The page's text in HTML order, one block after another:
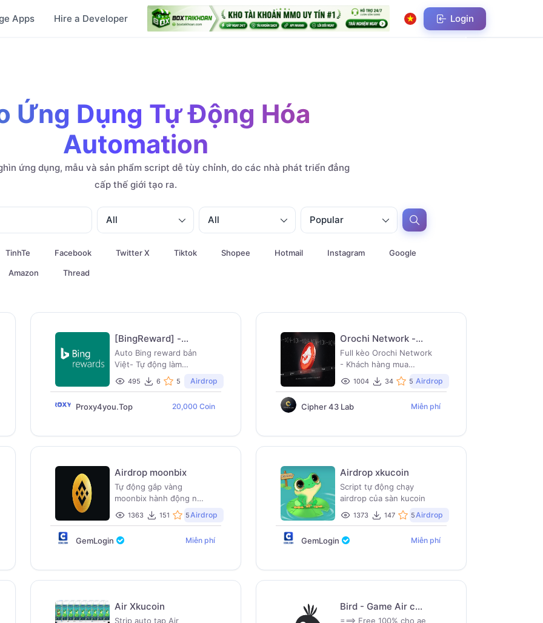
Apps Hire a Developer Login
Ứng Dụng Tự Động Hóa
Automation
ứng dụng, mẫu và sản phẩm script dễ tùy chỉnh, do các nhà phát triển đẳng
cấp thế giới tạo ra.
All All Popular
TinhTe Facebook Twitter X Tiktok Shopee Hotmail Instagram Google
Amazon Thread
[BingReward] -
Bing Reward search
từ khoá AI
Auto Bing reward bản
Việt- Tự động làm
nhiệm vụ ngày- Tự
search hằng ngày
495 6 5 Airdrop
Proxy4you.Top 20,000 Coin
Orochi Network -
C43L
Full kèo Orochi Network
- Khách hàng mua
gemlogin dưới ref C43L
được miễn phí
1004 34 5 Airdrop
Cipher 43 Lab Miễn phí
Airdrop moonbix
Tự động gắp vàng
moonbix hành động như
người thật, tỉ lệ điểm
cao
1363 151 5 Airdrop
GemLogin Miễn phí
Airdrop xkucoin
Script tự động chạy
airdrop của sàn kucoin
1373 147 5 Airdrop
GemLogin Miễn phí
Air Xkucoin
Strip auto tap Air
Bird - Game Air cực
hot nhà SUI
===> Free 100% cho ae